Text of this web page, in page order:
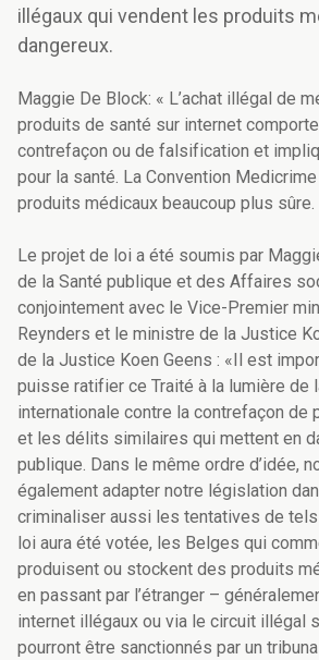
illégaux qui vendent les produits
dangereux.
Maggie De Block: « L’achat illégal de
produits de santé sur internet
contrefaçon ou de falsification et
pour la santé. La Convention
produits médicaux beaucoup plus sûre.
Le projet de loi a été soumis par
de la Santé publique et des Affaires
conjointement avec le Vice-Premier
Reynders et le ministre de la Justice
de la Justice Koen Geens : «Il est
puisse ratifier ce Traité à la lumière de
internationale contre la contrefaçon de
et les délits similaires qui mettent en
publique. Dans le même ordre d’idée,
également adapter notre législation
criminaliser aussi les tentatives de
loi aura été votée, les Belges qui
produisent ou stockent des produits
en passant par l’étranger –
internet illégaux ou via le circuit illégal
pourront être sanctionnés par un